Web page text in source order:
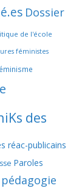
Dossier
de l'école
féministes
des
réac-publicains
Paroles
pédagogie